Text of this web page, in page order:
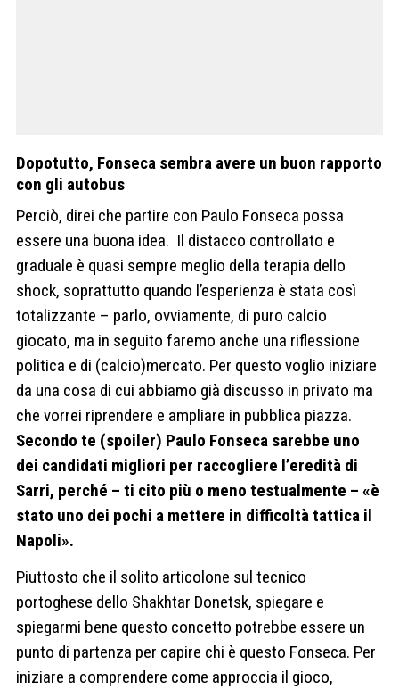
Dopotutto, Fonseca sembra avere un buon rapporto
con gli autobus
Perciò, direi che partire con Paulo Fonseca possa
essere una buona idea. Il distacco controllato e
graduale è quasi sempre meglio della terapia dello
shock, soprattutto quando l’esperienza è stata così
totalizzante – parlo, ovviamente, di puro calcio
giocato, ma in seguito faremo anche una riflessione
politica e di (calcio)mercato. Per questo voglio iniziare
da una cosa di cui abbiamo già discusso in privato ma
che vorrei riprendere e ampliare in pubblica piazza.
Secondo te (spoiler) Paulo Fonseca sarebbe uno
dei candidati migliori per raccogliere l’eredità di
Sarri, perché – ti cito più o meno testualmente – «è
stato uno dei pochi a mettere in difficoltà tattica il
Napoli».
Piuttosto che il solito articolone sul tecnico
portoghese dello Shakhtar Donetsk, spiegare e
spiegarmi bene questo concetto potrebbe essere un
punto di partenza per capire chi è questo Fonseca. Per
iniziare a comprendere come approccia il gioco,